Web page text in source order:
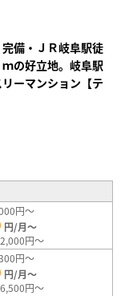
備・ＪＲ岐阜駅徒
の好立地。岐阜駅
ーマンション【テ
円～
円/月～
円～
円～
円/月～
円～